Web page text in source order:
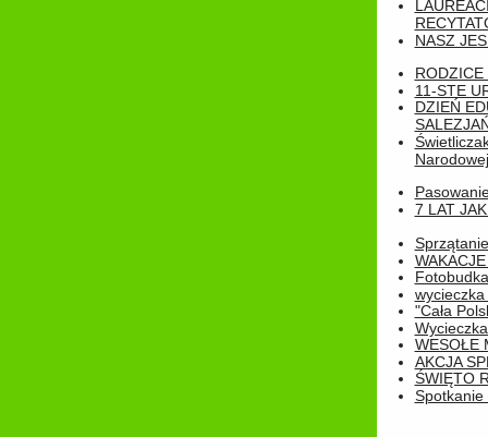
NASZ
RODZICE
11-STE
DZIEŃ
Narodowej
7 LAT
Fotobudka
"Cała
WESOŁE
AKCJA
ŚWIĘTO
Spotkanie